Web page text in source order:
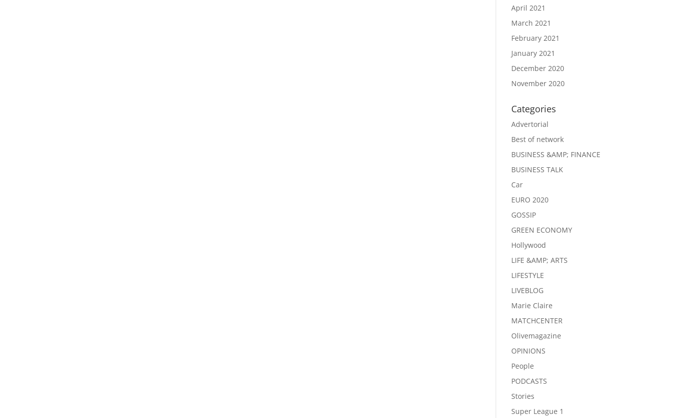
April 2021
March 2021
February 2021
January 2021
December 2020
November 2020
Categories
Advertorial
Best of network
BUSINESS &AMP; FINANCE
BUSINESS TALK
Car
EURO 2020
GOSSIP
GREEN ECONOMY
Hollywood
LIFE &AMP; ARTS
LIFESTYLE
LIVEBLOG
Marie Claire
MATCHCENTER
Olivemagazine
OPINIONS
People
PODCASTS
Stories
Super League 1